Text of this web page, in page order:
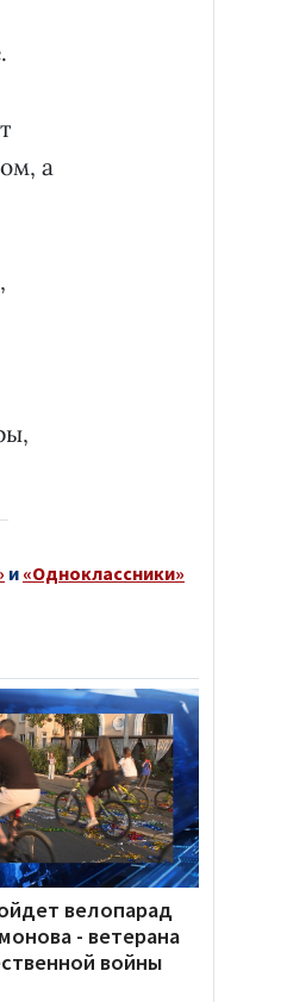
а
и «Одноклассники»
велопарад
- ветерана
войны